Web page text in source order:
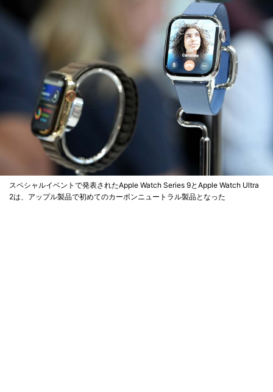
スペシャルイベントで発表されたApple Watch Series 9とApple Watch Ultra
2は、アップル製品で初めてのカーボンニュートラル製品となった